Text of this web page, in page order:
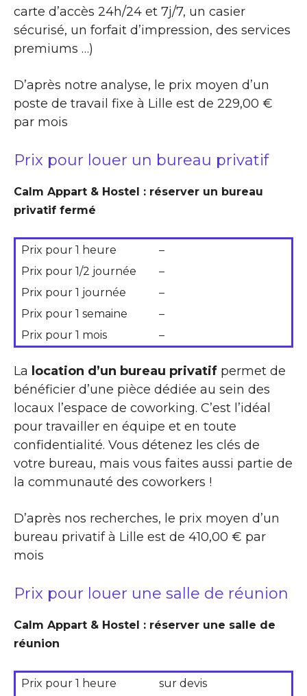
carte d’accès 24h/24 et 7j/7, un casier
sécurisé, un forfait d’impression, des services
premiums …)
D’après notre analyse, le prix moyen d’un
poste de travail fixe à Lille est de 229,00 €
par mois
Prix pour louer un bureau privatif
Calm Appart & Hostel : réserver un bureau
privatif fermé
Prix pour 1 heure
–
Prix pour 1/2 journée
–
Prix pour 1 journée
–
Prix pour 1 semaine
–
Prix pour 1 mois
–
La location d’un bureau privatif permet de
bénéficier d’une pièce dédiée au sein des
locaux l’espace de coworking. C’est l’idéal
pour travailler en équipe et en toute
confidentialité. Vous détenez les clés de
votre bureau, mais vous faites aussi partie de
la communauté des coworkers !
D’après nos recherches, le prix moyen d’un
bureau privatif à Lille est de 410,00 € par
mois
Prix pour louer une salle de réunion
Calm Appart & Hostel : réserver une salle de
réunion
Prix pour 1 heure
sur devis